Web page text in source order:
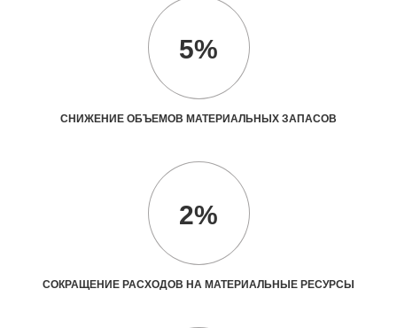
5%
СНИЖЕНИЕ ОБЪЕМОВ МАТЕРИАЛЬНЫХ ЗАПАСОВ
2%
СОКРАЩЕНИЕ РАСХОДОВ НА МАТЕРИАЛЬНЫЕ РЕСУРСЫ